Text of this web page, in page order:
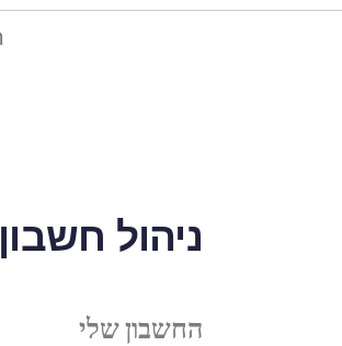
ניהול חשבון
החשבון שלי